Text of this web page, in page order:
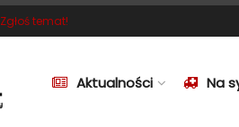
Zgłoś temat!
Aktualności Na